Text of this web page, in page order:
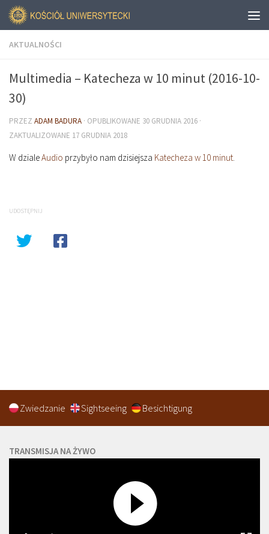
AKTUALNOŚCI
Multimedia – Katecheza w 10 minut (2016-10-
30)
PRZEZ ADAM BADURA · OPUBLIKOWANE 30 GRUDNIA 2016 ·
ZAKTUALIZOWANE 17 GRUDNIA 2018
W dzialeAudio przybyło nam dzisiejsza Katecheza w 10 minut.
UDOSTĘPNIJ
Zwiedzanie Sightseeing Besichtigung
TRANSMISJA NA ŻYWO